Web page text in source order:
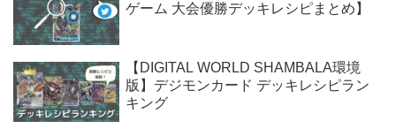
ゲーム 大会優勝デッキレシピまとめ】
【DIGITAL WORLD SHAMBALA環境
版】デジモンカード デッキレシピラン
キング